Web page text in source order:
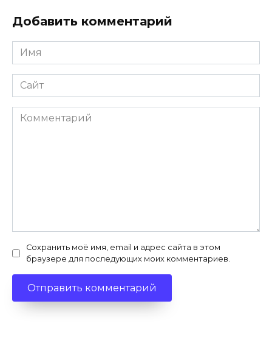
Добавить комментарий
Имя
*
Сайт
Комментарий
Сохранить моё имя, email и адрес сайта в этом
браузере для последующих моих комментариев.